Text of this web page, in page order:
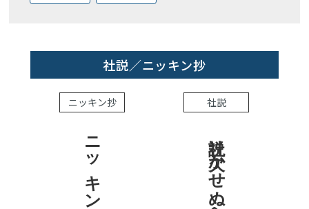
社説／ニッキン抄
ニッキン抄 社説